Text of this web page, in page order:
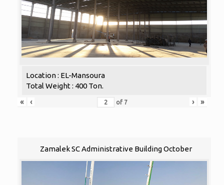
Location : EL-Mansoura
Total Weight : 400 Ton.
«
‹ of 7 › »
Zamalek SC Administrative Building October